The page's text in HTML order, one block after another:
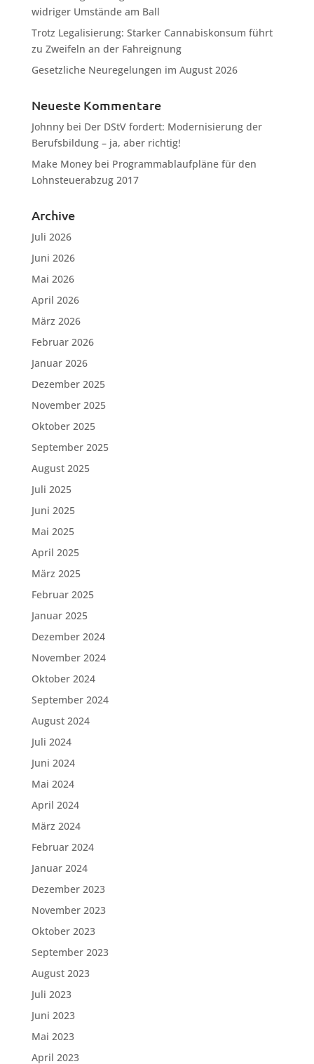
widriger Umstände am Ball
Trotz Legalisierung: Starker Cannabiskonsum führt
zu Zweifeln an der Fahreignung
Gesetzliche Neuregelungen im August 2026
Neueste Kommentare
Johnnybei Der DStV fordert: Modernisierung der
Berufsbildung – ja, aber richtig!
Make Moneybei Programmablaufpläne für den
Lohnsteuerabzug 2017
Archive
Juli 2026
Juni 2026
Mai 2026
April 2026
März 2026
Februar 2026
Januar 2026
Dezember 2025
November 2025
Oktober 2025
September 2025
August 2025
Juli 2025
Juni 2025
Mai 2025
April 2025
März 2025
Februar 2025
Januar 2025
Dezember 2024
November 2024
Oktober 2024
September 2024
August 2024
Juli 2024
Juni 2024
Mai 2024
April 2024
März 2024
Februar 2024
Januar 2024
Dezember 2023
November 2023
Oktober 2023
September 2023
August 2023
Juli 2023
Juni 2023
Mai 2023
April 2023